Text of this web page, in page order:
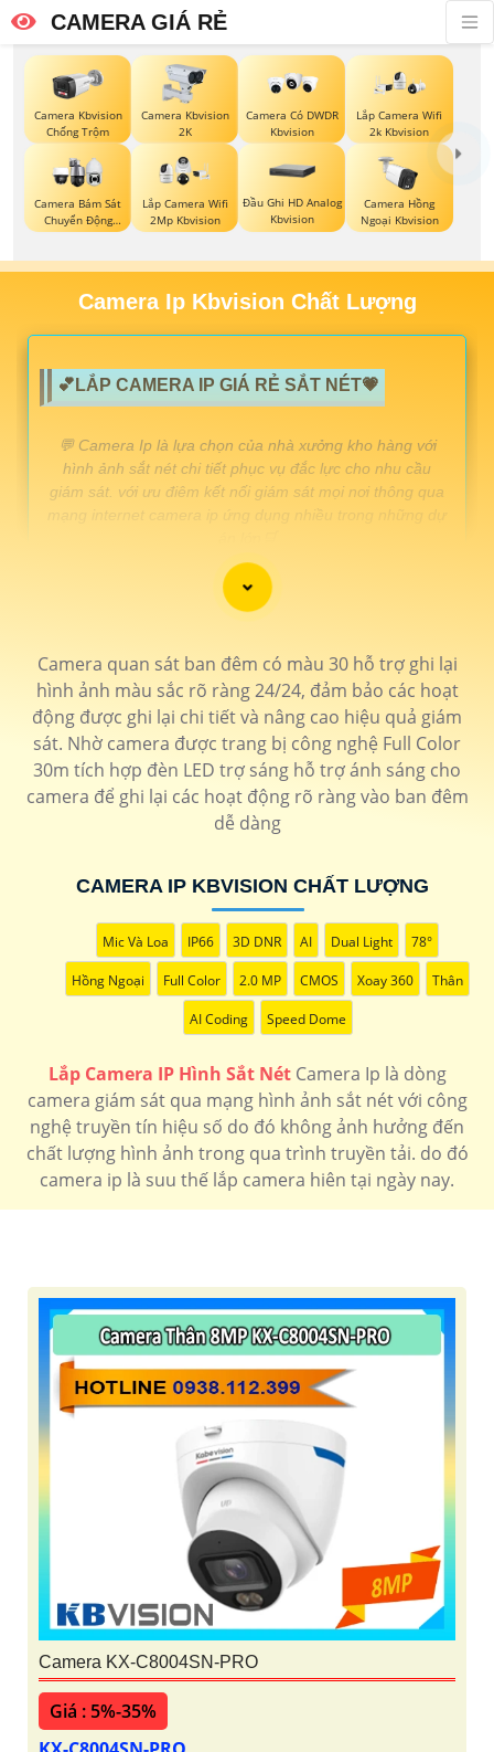
CAMERA GIÁ RẺ
Camera Kbvision
Chống Trộm
Camera Kbvision
2K
Camera Có DWDR
Kbvision
Lắp Camera Wifi
2k Kbvision
Camera Bám Sát
Chuyển Động
Kbvision
Lắp Camera Wifi
2Mp Kbvision
Đầu Ghi HD Analog
Kbvision
Camera Hồng
Ngoại Kbvision
Camera Ip Kbvision Chất Lượng
💕LẮP CAMERA IP GIÁ RẺ SẮT NÉT💗
️💬 Camera Ip là lựa chọn của nhà xưởng kho hàng với
hình ảnh sắt nét chi tiết phục vụ đắc lực cho nhu cầu
giám sát. với ưu điêm kết nối giám sát mọi nơi thông qua
mạng internet camera ip ứng dụng nhiều trong những dự
Camera Ip wifi xoay 360
120.000 VNĐ ▫️ Camera ip wifi 360 chịu
mưa nắng full hd 1080Pimou-s21fp
Camera Ip cho dự án
📎1.230.000 VNĐ▫️ Camera Ip thân
hồng ngoại chuyên dụng cho dự án
công nghê AI
KX-F1459TN2
Lắp camera ip speedom
sắt nét chất lượng
23.000.000 VNĐ
▫️ Chỉ cần cắm điện
lên là camera Dahua có thể giám sát
trực tiếp lên màn hình nhưng điện
ban đêm
ban đêm hình ảnh sắt nétDH-
SD3E205DB-GNY
HD 1080p sắt nét dễ sử dụng DH-IPC-
'
Camera quan sát ban đêm có màu 30 hỗ trợ ghi lại
hình ảnh màu sắc rõ ràng 24/24, đảm bảo các hoạt
động được ghi lại chi tiết và nâng cao hiệu quả giám
sát. Nhờ camera được trang bị công nghệ Full Color
30m tích hợp đèn LED trợ sáng hỗ trợ ánh sáng cho
camera để ghi lại các hoạt động rõ ràng vào ban đêm
dễ dàng
CAMERA IP KBVISION CHẤT LƯỢNG
Mic Và Loa IP66 3D DNR AI Dual Light 78°
Hồng Ngoại Full Color 2.0 MP CMOS Xoay 360 Thân
AI Coding Speed Dome
Lắp Camera IP Hình Sắt NétCamera Ip là dòng
camera giám sát qua mạng hình ảnh sắt nét với công
nghệ truyền tín hiệu số do đó không ảnh hưởng đến
chất lượng hình ảnh trong qua trình truyền tải. do đó
camera ip là suu thế lắp camera hiên tại ngày nay.
Camera KX-C8004SN-PRO
Giá : 5%-35%